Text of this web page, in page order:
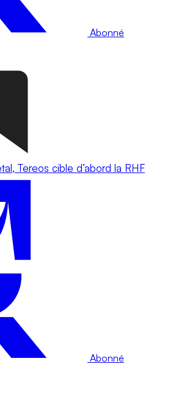
Abonné
Tereos cible d’abord la RHF
Abonné